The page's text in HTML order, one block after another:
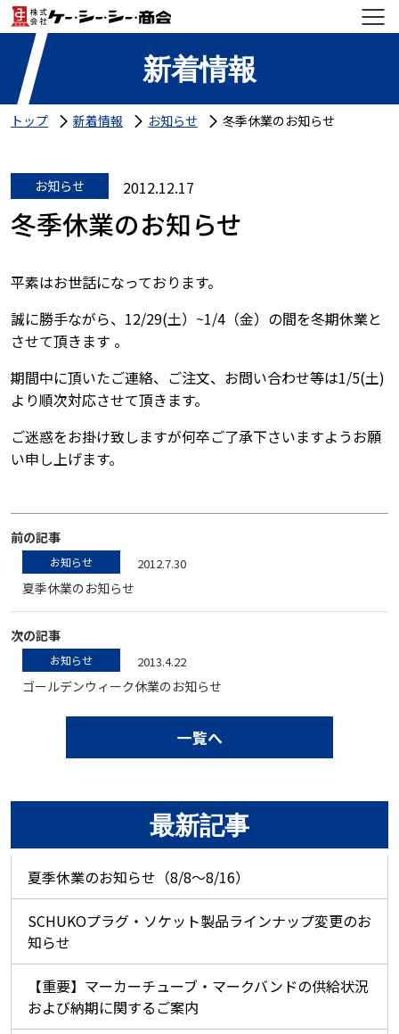
新着情報
トップ 新着情報 お知らせ 冬季休業のお知らせ
お知らせ 2012.12.17
冬季休業のお知らせ
平素はお世話になっております。
誠に勝手ながら、12/29(土）~1/4（金）の間を冬期休業と
させて頂きます 。
期間中に頂いたご連絡、ご注文、お問い合わせ等は1/5(土)
より順次対応させて頂きます。
ご迷惑をお掛け致しますが何卒ご了承下さいますようお願
い申し上げます。
前の記事
お知らせ 2012.7.30
夏季休業のお知らせ
次の記事
お知らせ 2013.4.22
ゴールデンウィーク休業のお知らせ
一覧へ
最新記事
夏季休業のお知らせ（8/8～8/16）
SCHUKOプラグ・ソケット製品ラインナップ変更のお
知らせ
【重要】マーカーチューブ・マークバンドの供給状況
および納期に関するご案内